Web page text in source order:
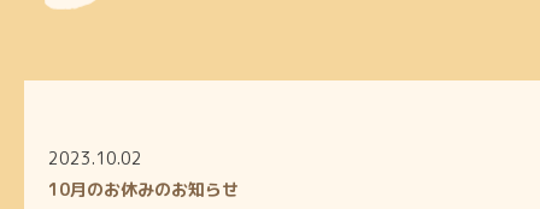
2023.10.02
10月のお休みのお知らせ